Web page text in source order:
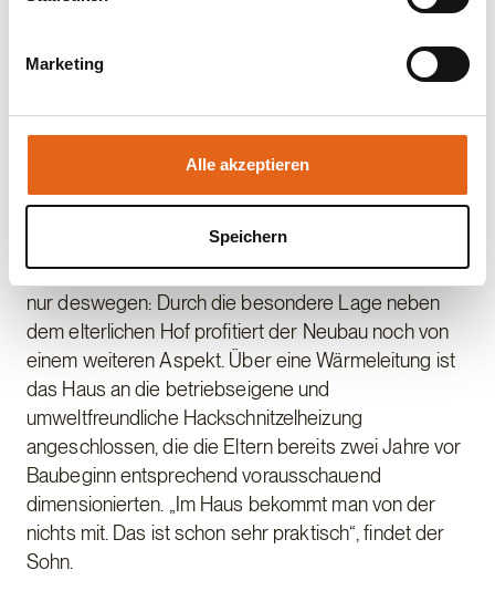
unsere Webseite weiterhin nutzen.
Marketing
Alle akzeptieren
Speichern
Belohnung für anstrengenden
Kommt die Sprache auf den Ausblick seines
wunderschön!“ Das Ringen um die Baugenehmigung
im Außenbereich hat sich also gelohnt. Doch nicht
nur deswegen: Durch die besondere Lage neben
dem elterlichen Hof profitiert der Neubau noch von
einem weiteren Aspekt. Über eine Wärmeleitung ist
das Haus an die betriebseigene und
umweltfreundliche Hackschnitzelheizung
angeschlossen, die die Eltern bereits zwei Jahre vor
Baubeginn entsprechend vorausschauend
dimensionierten. „Im Haus bekommt man von der
nichts mit. Das ist schon sehr praktisch“, findet der
Sohn.